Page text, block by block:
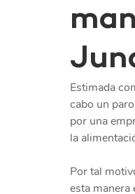
Estimada
cabo un
por una
la
Por tal
esta manera